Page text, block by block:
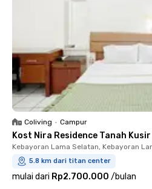
Coliving • Campur
Kost Nira Residence Tanah
Kebayoran Lama Selatan, Kebayoran
5.8 km dari titan center
mulai dari Rp2.700.000 /bulan